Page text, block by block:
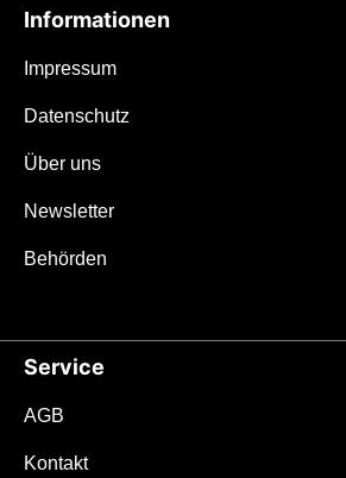
Informationen
Impressum
Datenschutz
Über uns
Newsletter
Behörden
Service
AGB
Kontakt